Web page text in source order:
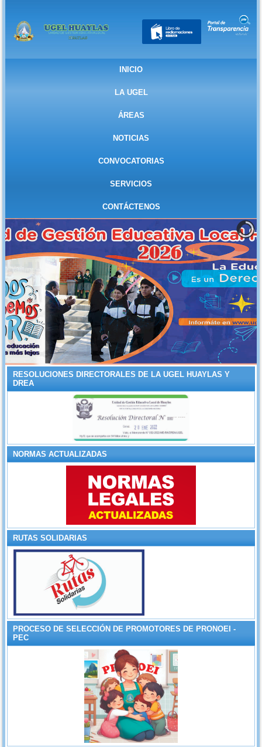
INICIO
LA UGEL
ÁREAS
NOTICIAS
CONVOCATORIAS
SERVICIOS
CONTÁCTENOS
RESOLUCIONES DIRECTORALES DE LA UGEL HUAYLAS Y
DREA
NORMAS ACTUALIZADAS
RUTAS SOLIDARIAS
PROCESO DE SELECCIÓN DE PROMOTORES DE PRONOEI -
PEC